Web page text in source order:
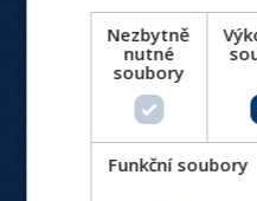
Spotřebiče pro
Měření
Větrání,
Nezbytně
nutné
soubory
Funkční soubory